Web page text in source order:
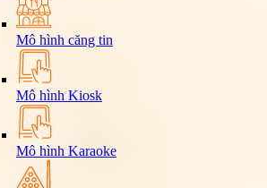
Mô hình căng tin
Mô hình Kiosk
Mô hình Karaoke